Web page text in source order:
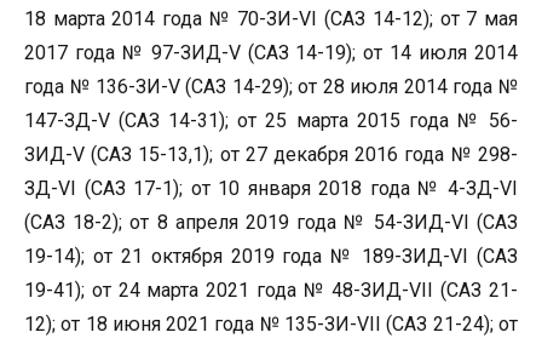
18 марта 2014 года № 70-ЗИ-VI (САЗ 14-12); от 7 мая
2017 года № 97-ЗИД-V (САЗ 14-19); от 14 июля 2014
года № 136-ЗИ-V (САЗ 14-29); от 28 июля 2014 года №
147-ЗД-V (САЗ 14-31); от 25 марта 2015 года № 56-
ЗИД-V (САЗ 15-13,1); от 27 декабря 2016 года № 298-
ЗД-VI (САЗ 17-1); от 10 января 2018 года № 4-ЗД-VI
(САЗ 18-2); от 8 апреля 2019 года № 54-ЗИД-VI (САЗ
19-14); от 21 октября 2019 года № 189-ЗИД-VI (САЗ
19-41); от 24 марта 2021 года № 48-ЗИД-VII (САЗ 21-
12); от 18 июня 2021 года № 135-ЗИ-VII (САЗ 21-24); от